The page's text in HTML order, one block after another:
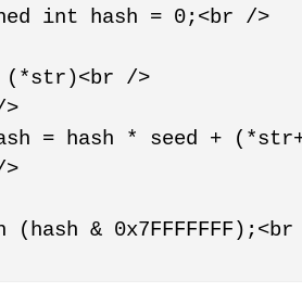
int hash = 0;<br />
/>
* seed +
&